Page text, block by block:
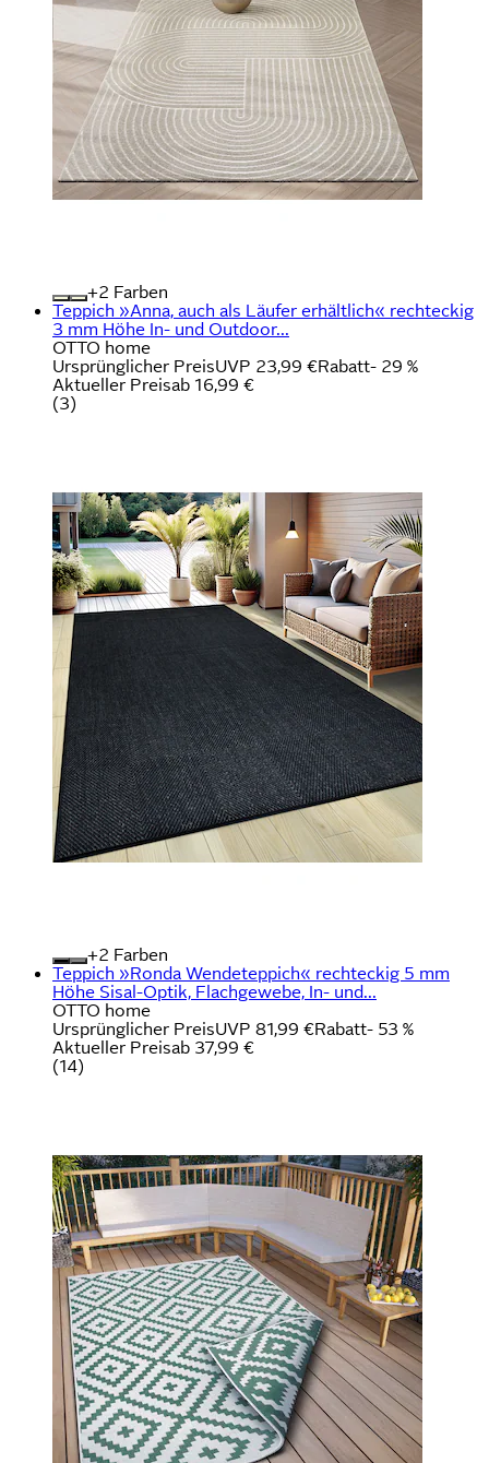
+
Farben
Teppich »Anna, auch als Läufer erhältlich« rechteckig
3 mm Höhe In- und Outdoor...
OTTO home
Ursprünglicher PreisUVP 23,99 €Rabatt- 29 %
Aktueller Preisab 16,99 €
(3)
+
Farben
Teppich »Ronda Wendeteppich« rechteckig 5 mm
Höhe Sisal-Optik, Flachgewebe, In- und...
OTTO home
Ursprünglicher PreisUVP 81,99 €Rabatt- 53 %
Aktueller Preisab 37,99 €
(14)